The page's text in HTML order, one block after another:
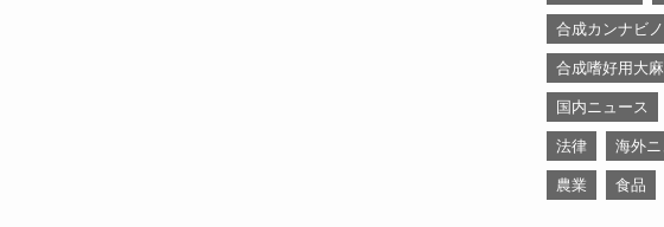
合成カンナビ
合成嗜好用大麻
国内ニュース
法律 海外ニ
農業 食品